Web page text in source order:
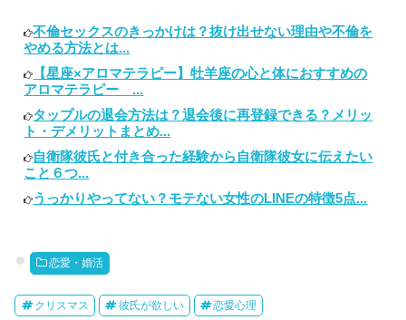
不倫セックスのきっかけは？抜け出せない理由や不倫を
やめる方法とは...
【星座×アロマテラピー】牡羊座の心と体におすすめの
アロマテラピー ...
タップルの退会方法は？退会後に再登録できる？メリッ
ト・デメリットまとめ...
自衛隊彼氏と付き合った経験から自衛隊彼女に伝えたい
こと６つ...
うっかりやってない？モテない女性のLINEの特徴5点...
恋愛・婚活
クリスマス 彼氏が欲しい 恋愛心理